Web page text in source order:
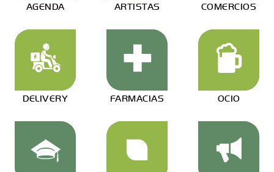
AGENDA ARTISTAS COMERCIOS
DELIVERY FARMACIAS OCIO